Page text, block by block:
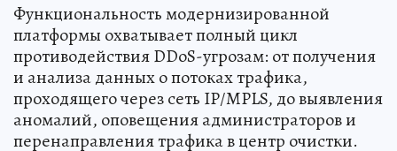
Функциональность модернизированной
платформы охватывает полный цикл
противодействия DDoS-угрозам: от получения
и анализа данных о потоках трафика,
проходящего через сеть IP/MPLS, до выявления
аномалий, оповещения администраторов и
перенаправления трафика в центр очистки.